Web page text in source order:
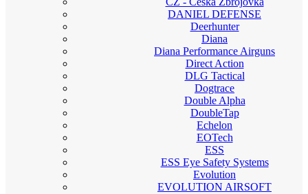
DANIEL DEFENSE
Deerhunter
Diana
Diana Performance Airguns
Direct Action
DLG Tactical
Dogtrace
Double Alpha
DoubleTap
Echelon
EOTech
ESS
ESS Eye Safety Systems
Evolution
EVOLUTION AIRSOFT